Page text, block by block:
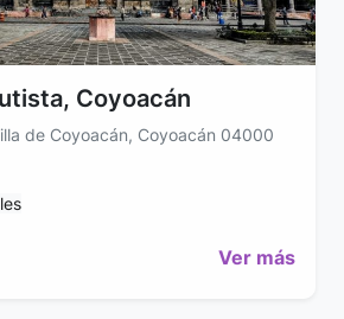
Coyoacán
de Coyoacán, Coyoacán 04000
Ver más